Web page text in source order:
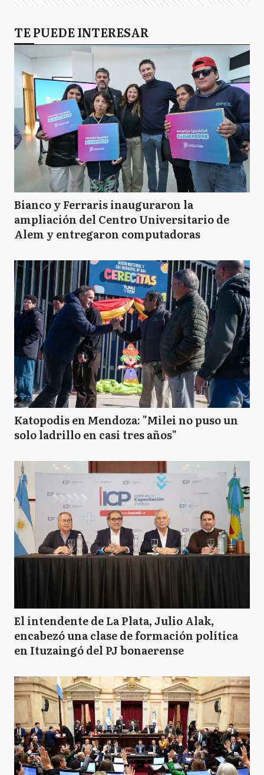
TE PUEDE INTERESAR
Bianco y Ferraris inauguraron la
ampliación del Centro Universitario de
Alem y entregaron computadoras
Katopodis en Mendoza: "Milei no puso un
solo ladrillo en casi tres años"
El intendente de La Plata, Julio Alak,
encabezó una clase de formación política
en Ituzaingó del PJ bonaerense